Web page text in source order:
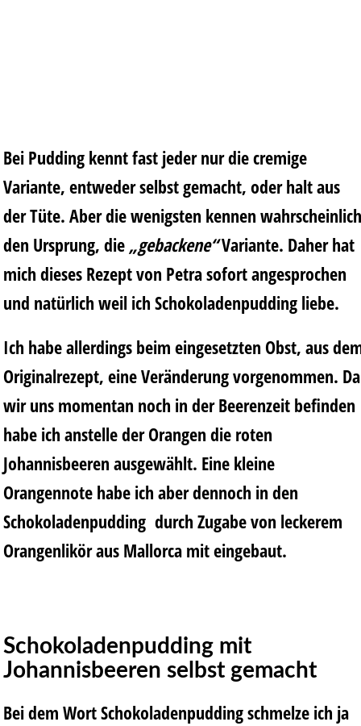
Bei Pudding kennt fast jeder nur die cremige
Variante, entweder selbst gemacht, oder halt aus
der Tüte. Aber die wenigsten kennen wahrscheinlich
den Ursprung, die „gebackene“Variante. Daher hat
mich dieses Rezept von Petra sofort angesprochen
und natürlich weil ich Schokoladenpudding liebe.
Ich habe allerdings beim eingesetzten Obst, aus
Originalrezept, eine Veränderung vorgenommen. Da
wir uns momentan noch in der Beerenzeit befinden
habe ich anstelle der Orangen die roten
Johannisbeeren ausgewählt. Eine kleine
Orangennote habe ich aber dennoch in den
Schokoladenpudding durch Zugabe von leckerem
Orangenlikör aus Mallorca mit eingebaut.
Schokoladenpudding mit
Johannisbeeren selbst gemacht
Bei dem Wort Schokoladenpudding schmelze ich ja